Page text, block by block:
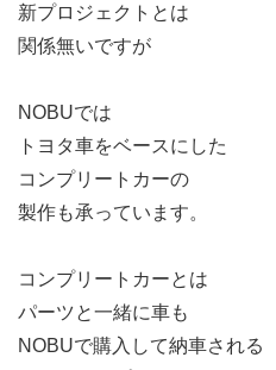
新プロジェクトとは
関係無いですが
NOBUでは
トヨタ車をベースにした
コンプリートカーの
製作も承っています。
コンプリートカーとは
パーツと一緒に車も
NOBUで購入して納車される